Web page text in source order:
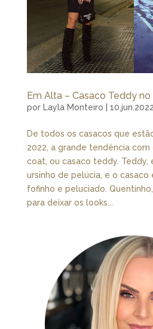
Em Alta – Casaco Teddy
por Layla Monteiro 10.jun.2022
De todos os casacos que
2022, a grande tendência
coat, ou casaco teddy. Teddy,
ursinho de pelúcia, e o casaco
fofinho e peluciado.
para deixar os looks...